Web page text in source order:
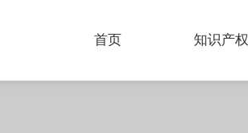
首页 知识产权